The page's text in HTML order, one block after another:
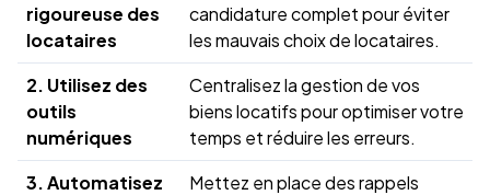
rigoureuse des
locataires
candidature complet pour éviter
les mauvais choix de locataires.
2. Utilisez des
outils
numériques
Centralisez la gestion de vos
biens locatifs pour optimiser votre
temps et réduire les erreurs.
3. Automatisez
Mettez en place des rappels